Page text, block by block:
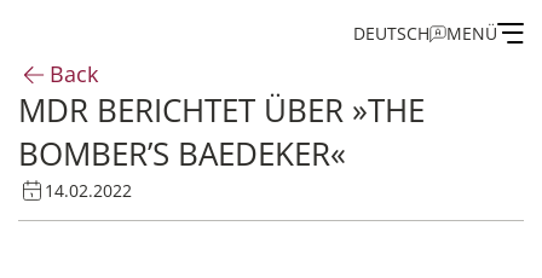
DEUTSCH MENÜ
Institute
Administration
Back
MDR BERICHTET ÜBER »THE
BOMBER’S BAEDEKER«
14.02.2022